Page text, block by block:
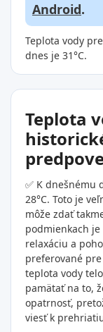
Android.
Teplota vody
dnes je 31°C.
Teplota
✅ K dnešnému
28°C. Toto je
môže zdať
podmienkach
relaxáciu a
preferované
teplota vody
pamätať na to,
opatrnosť,
viesť k